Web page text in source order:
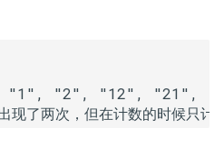
有 "1", "2", "12", "21",